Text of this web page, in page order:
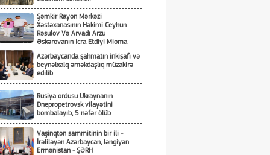
Şəmkir Rayon Mərkəzi
Xəstəxanasının Həkimi Ceyhun
Rəsulov Və Arvadı Arzu
Əskərovanın Icra Etdiyi Mioma
Ölümü Ilə Bağlı Şəmkir Rayon
Prokrurluğunda Araşdırma Aparılır
Azərbaycanda şahmatın inkişafı və
beynəlxalq əməkdaşlıq müzakirə
edilib
Rusiya ordusu Ukraynanın
Dnepropetrovsk vilayətini
bombalayıb, 5 nəfər ölüb
Vaşinqton sammitinin bir ili -
İrəliləyən Azərbaycan, ləngiyən
Ermənistan - ŞƏRH